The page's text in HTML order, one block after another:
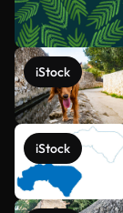
iStock
iStock